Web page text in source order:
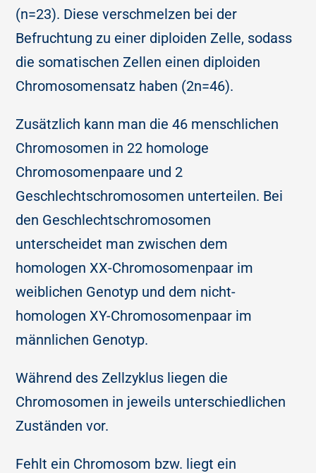
(n=23). Diese verschmelzen bei der
Befruchtung zu einer diploiden Zelle, sodass
die somatischen Zellen einen diploiden
Chromosomensatz haben (2n=46).
Zusätzlich kann man die 46 menschlichen
Chromosomen in 22 homologe
Chromosomenpaare und 2
Geschlechtschromosomen unterteilen. Bei
den Geschlechtschromosomen
unterscheidet man zwischen dem
homologen XX-Chromosomenpaar im
weiblichen Genotyp und dem nicht-
homologen XY-Chromosomenpaar im
männlichen Genotyp.
Während des Zellzyklus liegen die
Chromosomen in jeweils unterschiedlichen
Zuständen vor.
Fehlt ein Chromosom bzw. liegt ein